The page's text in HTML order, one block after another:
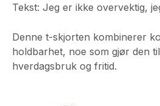
Tekst: Jeg er ikke overvektig,
Denne t-skjorten kombinerer
holdbarhet, noe som gjør den
hverdagsbruk og fritid.